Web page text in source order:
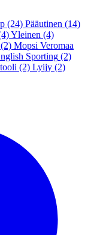
(24) Pääutinen (14)
Yleinen (4)
(2) Mopsi Veromaa
Sporting (2)
(2) Lyijy (2)